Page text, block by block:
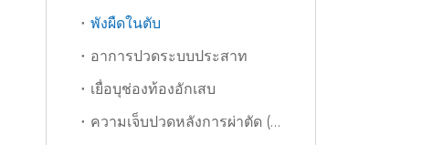
พังผืดในตับ
อาการปวดระบบประสาท
เยื่อบุช่องท้องอักเสบ
ความเจ็บปวดหลังการผ่าตัด (PSP)